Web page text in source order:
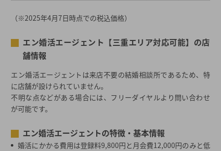
（※2025年4月7日時点での税込価格）
エン婚活エージェント【三重エリア対応可能】の店
舗情報
エン婚活エージェントは来店不要の結婚相談所であるため、特
に店舗が設けられていません。
不明な点などがある場合には、フリーダイヤルより問い合わせ
が可能です。
エン婚活エージェントの特徴・基本情報
婚活にかかる費用は登録料9,800円と月会費12,000円のみと低